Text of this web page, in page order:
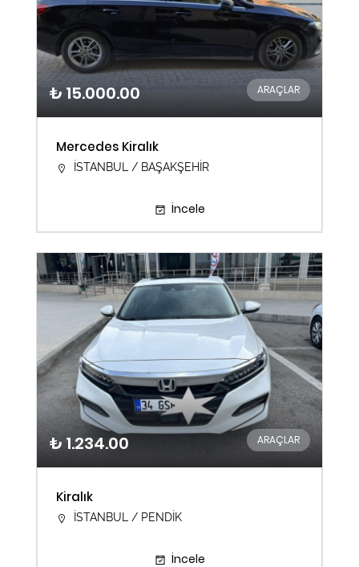
₺ 15.000.00 ARAÇLAR
Mercedes Kiralık
İSTANBUL / BAŞAKŞEHİR
İncele
₺ 1.234.00 ARAÇLAR
Kiralık
İSTANBUL / PENDİK
İncele